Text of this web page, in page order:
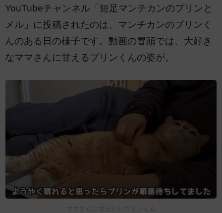
YouTubeチャンネル「短足マンチカンのプリンと
メル」に投稿されたのは、マンチカンのプリンく
んのある日の様子です。動画の冒頭では、大好き
なママさんに甘えるプリンくんの姿が。
ママさんに甘えたいプリンくん